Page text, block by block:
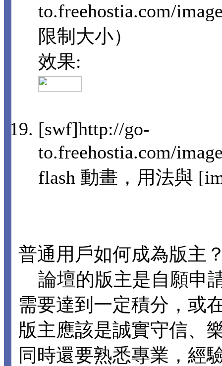
to.freehostia.com/
限制大小）
效果:
[swf]http://go-
to.freehostia.com/
flash 動畫，用法與
普通用戶如何成為版主
論壇的版主是自願申
需要達到一定積分，或
版主應該是誠實守信、
同時還要熟悉專業，經